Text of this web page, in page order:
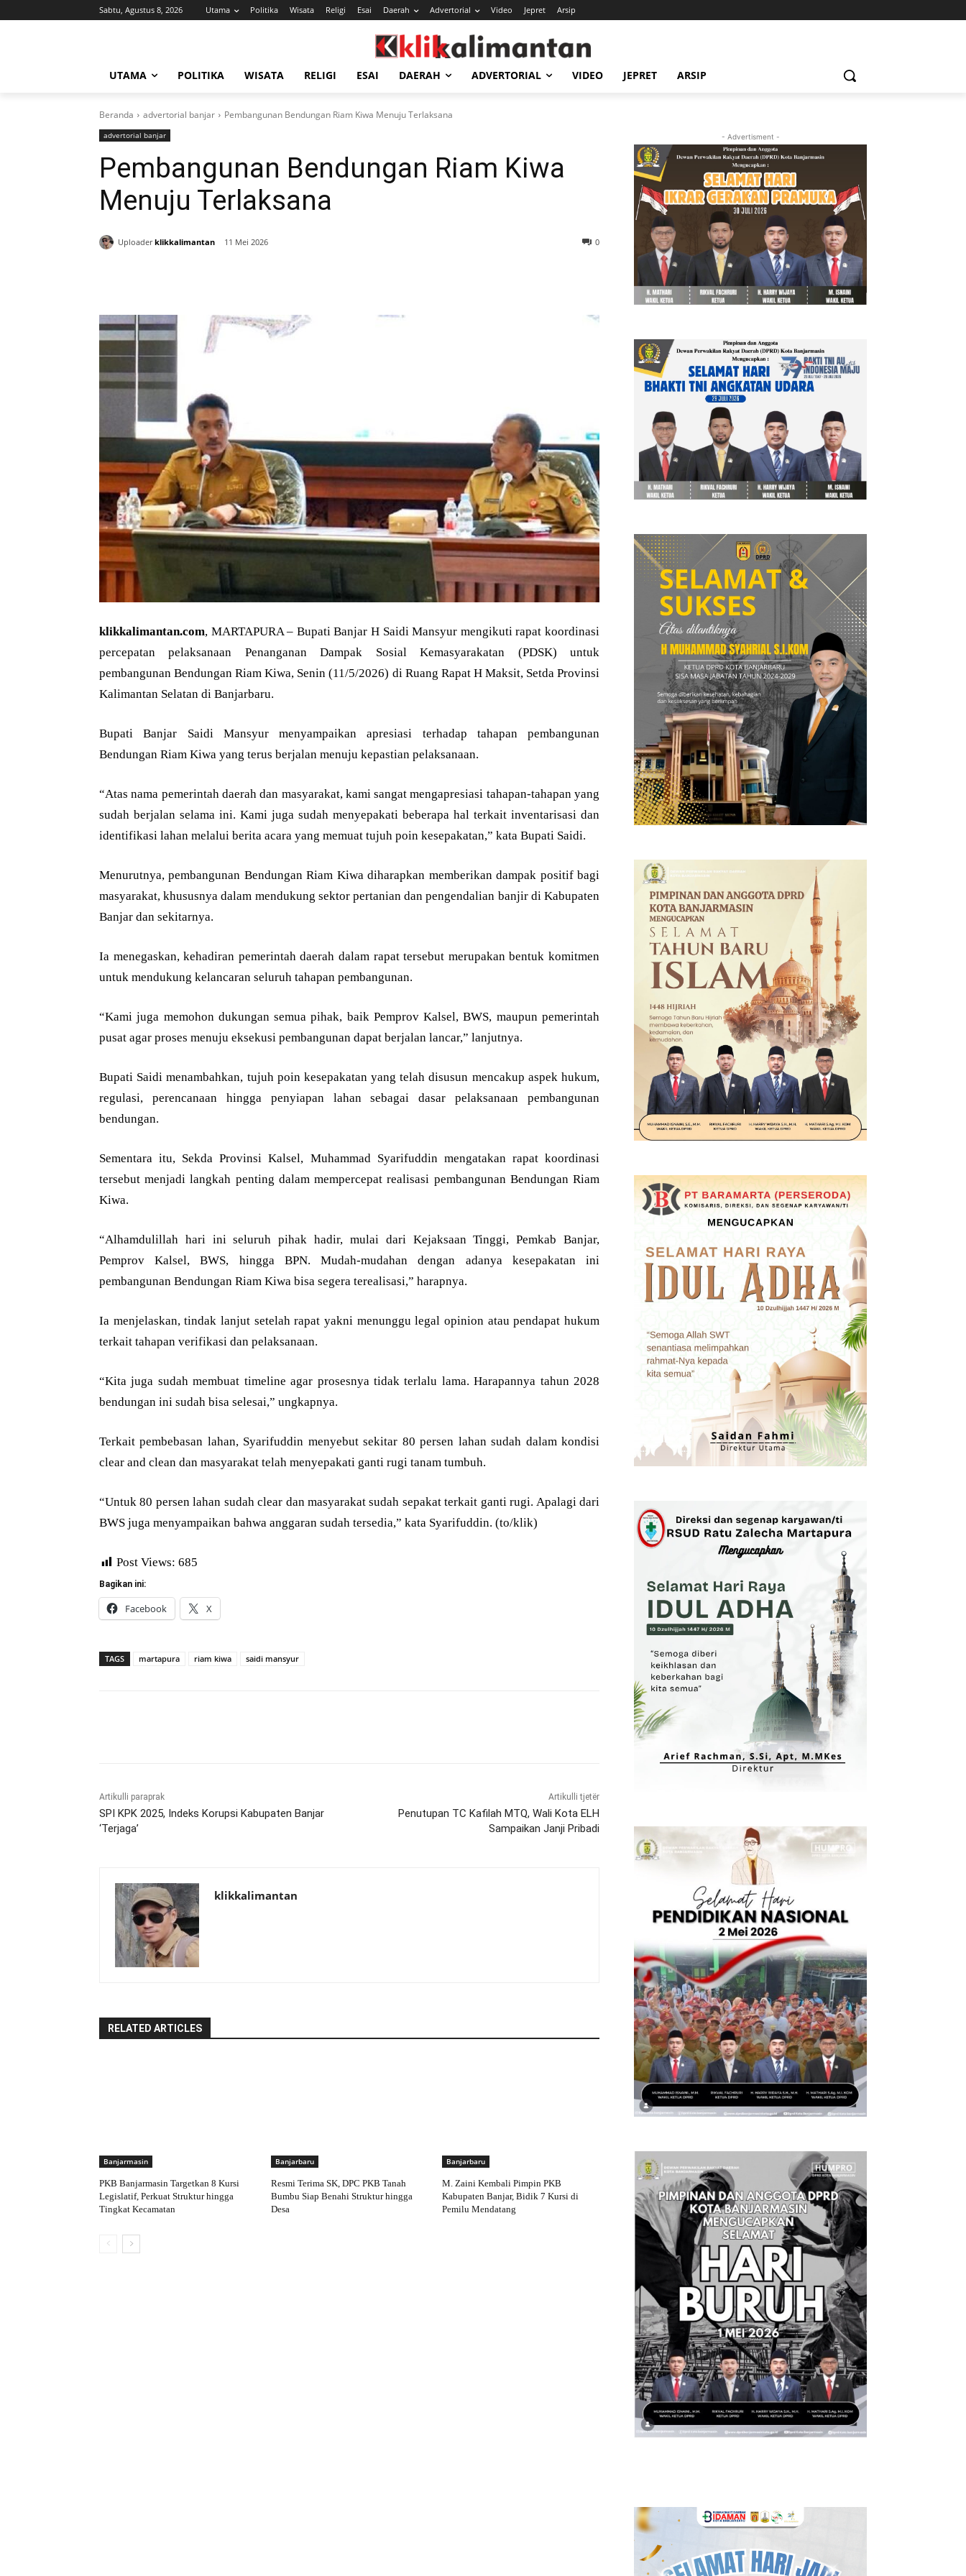
Sabtu, Agustus 8, 2026 Utama Politika Wisata Religi Esai Daerah Advertorial Video Jepret Arsip
UTAMA POLITIKA WISATA RELIGI ESAI DAERAH ADVERTORIAL VIDEO JEPRET ARSIP
Beranda advertorial banjar Pembangunan Bendungan Riam Kiwa Menuju Terlaksana
advertorial banjar
Pembangunan Bendungan Riam Kiwa
Menuju Terlaksana
Uploader klikkalimantan 11 Mei 2026 0
klikkalimantan.com, MARTAPURA – Bupati Banjar H Saidi Mansyur mengikuti rapat koordinasi
percepatan pelaksanaan Penanganan Dampak Sosial Kemasyarakatan (PDSK) untuk
pembangunan Bendungan Riam Kiwa, Senin (11/5/2026) di Ruang Rapat H Maksit, Setda Provinsi
Kalimantan Selatan di Banjarbaru.
Bupati Banjar Saidi Mansyur menyampaikan apresiasi terhadap tahapan pembangunan
Bendungan Riam Kiwa yang terus berjalan menuju kepastian pelaksanaan.
“Atas nama pemerintah daerah dan masyarakat, kami sangat mengapresiasi tahapan-tahapan yang
sudah berjalan selama ini. Kami juga sudah menyepakati beberapa hal terkait inventarisasi dan
identifikasi lahan melalui berita acara yang memuat tujuh poin kesepakatan,” kata Bupati Saidi.
Menurutnya, pembangunan Bendungan Riam Kiwa diharapkan memberikan dampak positif bagi
masyarakat, khususnya dalam mendukung sektor pertanian dan pengendalian banjir di Kabupaten
Banjar dan sekitarnya.
Ia menegaskan, kehadiran pemerintah daerah dalam rapat tersebut merupakan bentuk komitmen
untuk mendukung kelancaran seluruh tahapan pembangunan.
“Kami juga memohon dukungan semua pihak, baik Pemprov Kalsel, BWS, maupun pemerintah
pusat agar proses menuju eksekusi pembangunan dapat berjalan lancar,” lanjutnya.
Bupati Saidi menambahkan, tujuh poin kesepakatan yang telah disusun mencakup aspek hukum,
regulasi, perencanaan hingga penyiapan lahan sebagai dasar pelaksanaan pembangunan
bendungan.
Sementara itu, Sekda Provinsi Kalsel, Muhammad Syarifuddin mengatakan rapat koordinasi
tersebut menjadi langkah penting dalam mempercepat realisasi pembangunan Bendungan Riam
Kiwa.
“Alhamdulillah hari ini seluruh pihak hadir, mulai dari Kejaksaan Tinggi, Pemkab Banjar,
Pemprov Kalsel, BWS, hingga BPN. Mudah-mudahan dengan adanya kesepakatan ini
pembangunan Bendungan Riam Kiwa bisa segera terealisasi,” harapnya.
Ia menjelaskan, tindak lanjut setelah rapat yakni menunggu legal opinion atau pendapat hukum
terkait tahapan verifikasi dan pelaksanaan.
“Kita juga sudah membuat timeline agar prosesnya tidak terlalu lama. Harapannya tahun 2028
bendungan ini sudah bisa selesai,” ungkapnya.
Terkait pembebasan lahan, Syarifuddin menyebut sekitar 80 persen lahan sudah dalam kondisi
clear and clean dan masyarakat telah menyepakati ganti rugi tanam tumbuh.
“Untuk 80 persen lahan sudah clear dan masyarakat sudah sepakat terkait ganti rugi. Apalagi dari
BWS juga menyampaikan bahwa anggaran sudah tersedia,” kata Syarifuddin. (to/klik)
Post Views: 685
Bagikan ini:
Facebook X
TAGS martapura riam kiwa saidi mansyur
Artikulli paraprak
SPI KPK 2025, Indeks Korupsi Kabupaten Banjar
‘Terjaga’
Artikulli tjetër
Penutupan TC Kafilah MTQ, Wali Kota ELH
Sampaikan Janji Pribadi
klikkalimantan
RELATED ARTICLES
Banjarmasin
PKB Banjarmasin Targetkan 8 Kursi
Legislatif, Perkuat Struktur hingga
Tingkat Kecamatan
Banjarbaru
Resmi Terima SK, DPC PKB Tanah
Bumbu Siap Benahi Struktur hingga
Desa
Banjarbaru
M. Zaini Kembali Pimpin PKB
Kabupaten Banjar, Bidik 7 Kursi di
Pemilu Mendatang
- Advertisment -